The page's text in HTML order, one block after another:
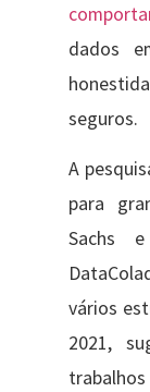
dados
seguros.
A
para
Sachs
vários
2021,